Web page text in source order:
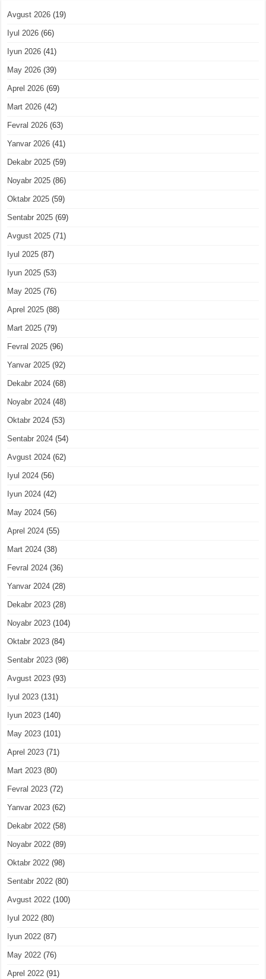
Avgust 2026 (19)
Iyul 2026 (66)
Iyun 2026 (41)
May 2026 (39)
Aprel 2026 (69)
Mart 2026 (42)
Fevral 2026 (63)
Yanvar 2026 (41)
Dekabr 2025 (59)
Noyabr 2025 (86)
Oktabr 2025 (59)
Sentabr 2025 (69)
Avgust 2025 (71)
Iyul 2025 (87)
Iyun 2025 (53)
May 2025 (76)
Aprel 2025 (88)
Mart 2025 (79)
Fevral 2025 (96)
Yanvar 2025 (92)
Dekabr 2024 (68)
Noyabr 2024 (48)
Oktabr 2024 (53)
Sentabr 2024 (54)
Avgust 2024 (62)
Iyul 2024 (56)
Iyun 2024 (42)
May 2024 (56)
Aprel 2024 (55)
Mart 2024 (38)
Fevral 2024 (36)
Yanvar 2024 (28)
Dekabr 2023 (28)
Noyabr 2023 (104)
Oktabr 2023 (84)
Sentabr 2023 (98)
Avgust 2023 (93)
Iyul 2023 (131)
Iyun 2023 (140)
May 2023 (101)
Aprel 2023 (71)
Mart 2023 (80)
Fevral 2023 (72)
Yanvar 2023 (62)
Dekabr 2022 (58)
Noyabr 2022 (89)
Oktabr 2022 (98)
Sentabr 2022 (80)
Avgust 2022 (100)
Iyul 2022 (80)
Iyun 2022 (87)
May 2022 (76)
Aprel 2022 (91)